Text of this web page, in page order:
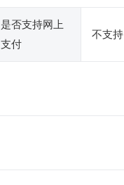
是否支持网上
支付
不支持